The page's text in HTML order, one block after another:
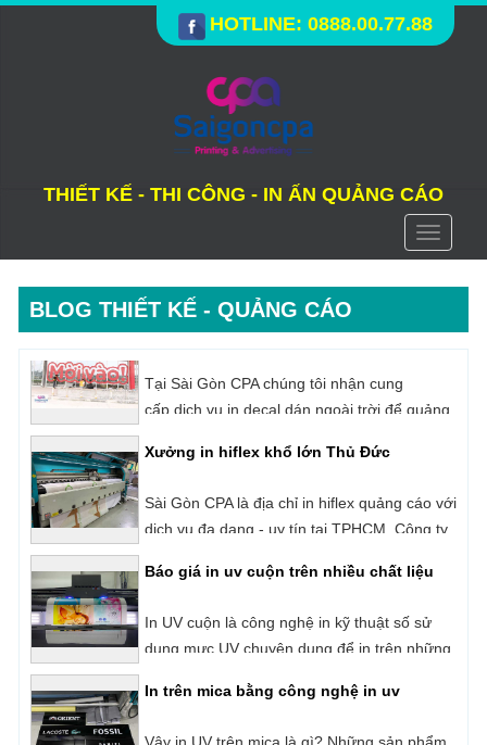
HOTLINE: 0888.00.77.88
THIẾT KẾ - THI CÔNG - IN ẤN QUẢNG CÁO
Toggle
BLOG THIẾT KẾ - QUẢNG CÁO
Xưởng in hiflex khổ lớn Thủ Đức
dịch vụ đa dạng - uy tín tại TPHCM. Công ty
dạng từ bình dân cho đến cao cấp đáp ứng
cho nhu cầu sử dụng khác nhau của người
biển quảng cáo, hộp đèn,...
Báo giá in uv cuộn trên nhiều chất liệu
dụng mực UV chuyên dụng để in trên những
Backlit Film,
In trên mica bằng công nghệ in uv
in mica có gì đặc biệt để thu hút đông đảo
In UV cuộn trên những chất liệu nào